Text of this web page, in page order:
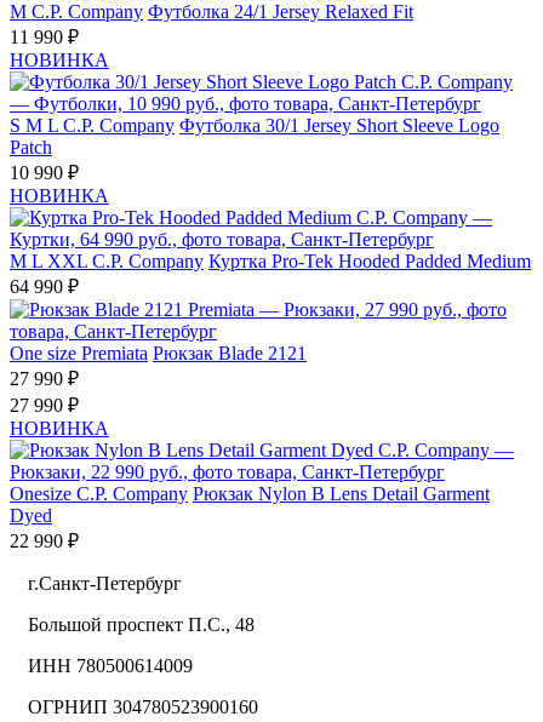
M C.P. Company Футболка 24/1 Jersey Relaxed Fit
11 990 ₽
НОВИНКА
S M L C.P. Company Футболка 30/1 Jersey Short Sleeve Logo
Patch
10 990 ₽
НОВИНКА
M L XXL C.P. Company Куртка Pro-Tek Hooded Padded Medium
64 990 ₽
One size Premiata Рюкзак Blade 2121
27 990 ₽
27 990 ₽
НОВИНКА
Onesize C.P. Company Рюкзак Nylon B Lens Detail Garment
Dyed
22 990 ₽
г.Санкт-Петербург
Большой проспект П.С., 48
ИНН 780500614009
ОГРНИП 304780523900160